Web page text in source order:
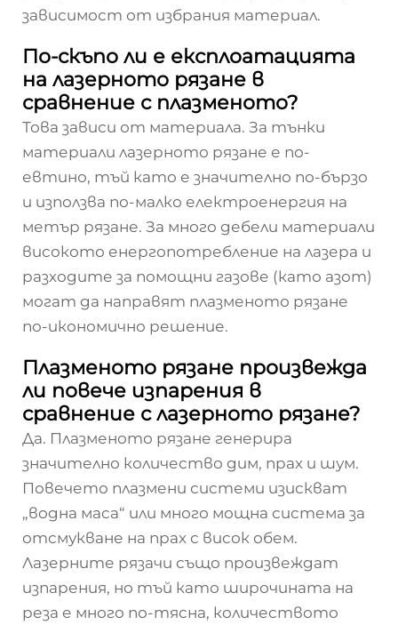
зависимост от избрания материал.
По-скъпо ли е експлоатацията
на лазерното рязане в
сравнение с плазменото?
Това зависи от материала. За тънки
материали лазерното рязане е по-
евтино, тъй като е значително по-бързо
и използва по-малко електроенергия на
метър рязане. За много дебели материали
високото енергопотребление на лазера и
разходите за помощни газове (като азот)
могат да направят плазменото рязане
по-икономично решение.
Плазменото рязане произвежда
ли повече изпарения в
сравнение с лазерното рязане?
Да. Плазменото рязане генерира
значително количество дим, прах и шум.
Повечето плазмени системи изискват
„водна маса“ или много мощна система за
отсмукване на прах с висок обем.
Лазерните рязачи също произвеждат
изпарения, но тъй като широчината на
реза е много по-тясна, количеството